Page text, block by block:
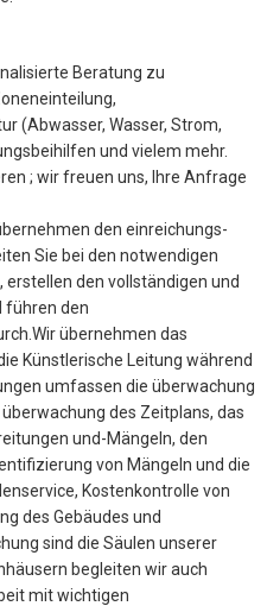
Beratung zu
(Abwasser, Wasser, Strom,
und vielem mehr.
; wir freuen uns, Ihre Anfrage
den einreichungs-
Sie bei den notwendigen
den vollständigen und
führen den
übernehmen das
Künstlerische Leitung während
umfassen die überwachung
des Zeitplans, das
und-Mängeln, den
von Mängeln und die
Kostenkontrolle von
des Gebäudes und
sind die Säulen unserer
begleiten wir auch
mit wichtigen